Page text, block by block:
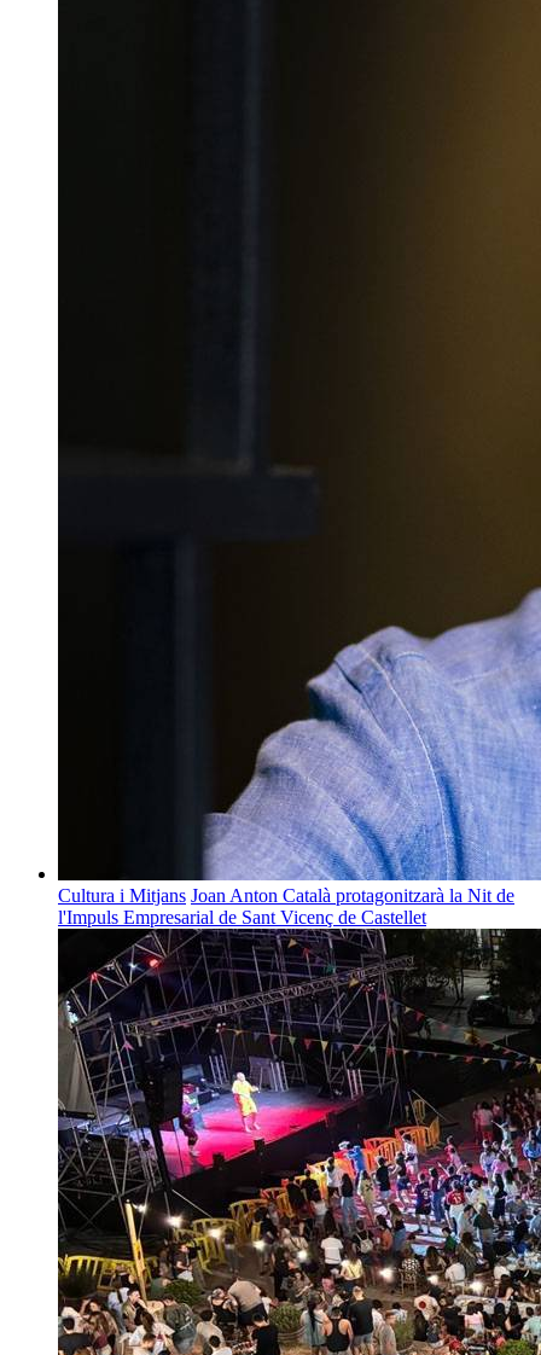
Cultura i Mitjans Joan Anton Català protagonitzarà la Nit de
l'Impuls Empresarial de Sant Vicenç de Castellet